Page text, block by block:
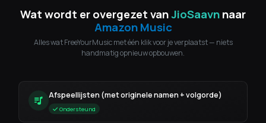
Wat wordt er overgezet vanJioSaavnnaar
Amazon Music
Alles wat FreeYourMusic met één klik voor je verplaatst — niets
handmatig opnieuw opbouwen.
Afspeellijsten (met originele namen + volgorde)
Ondersteund